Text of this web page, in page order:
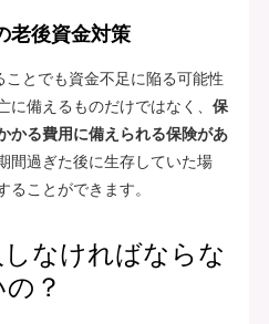
老後資金対策
とでも資金不足に陥る可能性
備えるものだけではなく、 保
かる費用に備えられる保険があ
間過ぎた後に生存していた場
ことができます。
なければならな
の？